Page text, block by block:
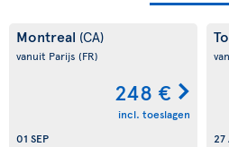
Montreal (CA)
vanuit Parijs (FR)
248 €
incl. toeslagen
01 SEP
27